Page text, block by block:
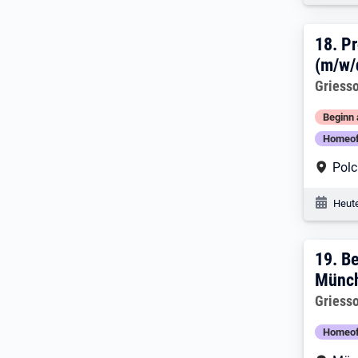
18.
18.
(m/
Beginn
19.
19.